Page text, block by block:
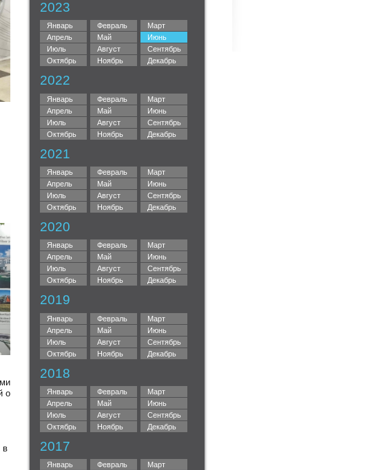
2023
Январь Февраль
Март
Апрель
Май
Июнь
Июль
Август
Сентябрь
Октябрь
Ноябрь Декабрь
2022
Январь Февраль
Март
Апрель
Май
Июнь
Июль
Август
Сентябрь
Октябрь
Ноябрь Декабрь
2021
Январь Февраль
Март
Апрель
Май
Июнь
Июль
Август
Сентябрь
Октябрь
Ноябрь Декабрь
2020
Январь Февраль
Март
Апрель
Май
Июнь
Июль
Август
Сентябрь
Октябрь
Ноябрь Декабрь
2019
Январь Февраль
Март
Апрель
Май
Июнь
Июль
Август
Сентябрь
Октябрь
Ноябрь Декабрь
2018
Январь Февраль
Март
Апрель
Май
Июнь
Июль
Август
Сентябрь
Октябрь
Ноябрь Декабрь
2017
Январь Февраль
Март
о
в